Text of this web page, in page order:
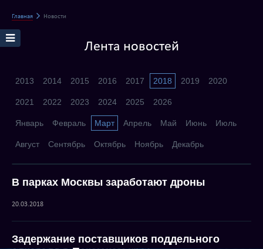
Главная Новости
Лента новостей
2013 2014 2015 2016 2017 2018 2019 2020
2021 2022 2023 2024 2025 2026
Январь Февраль Март Апрель Май Июнь Июль
Август Сентябрь Октябрь Ноябрь Декабрь
В парках Москвы заработают дроны
20.03.2018
Задержание поставщиков поддельного